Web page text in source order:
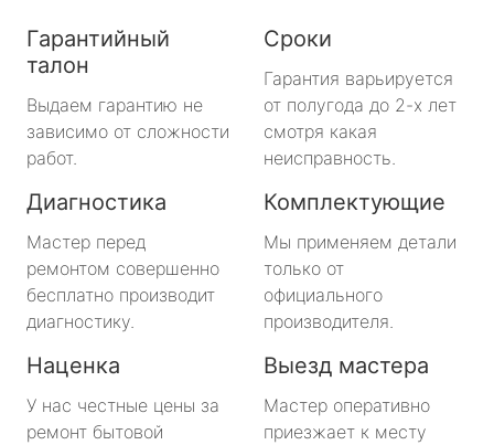
Гарантийный
талон
Выдаем гарантию не
зависимо от сложности
работ.
Сроки
Гарантия варьируется
от полугода до 2-х лет
смотря какая
неисправность.
Диагностика
Мастер перед
ремонтом совершенно
бесплатно производит
диагностику.
Комплектующие
Мы применяем детали
только от
официального
производителя.
Наценка
У нас честные цены за
ремонт бытовой
Выезд мастера
Мастер оперативно
приезжает к месту